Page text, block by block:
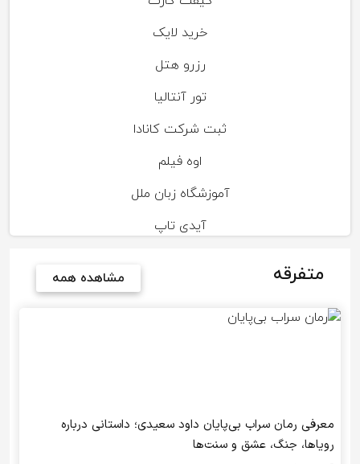
خرید لایک
رزرو هتل
تور آنتالیا
ثبت شرکت کانادا
اوه فیلم
آموزشگاه زبان ملل
آیدی تاپ
متفرقه مشاهده همه
معرفی رمان سراب بی‌پایان داود سعیدی؛ داستانی درباره
رویاها، جنگ، عشق و سنت‌ها